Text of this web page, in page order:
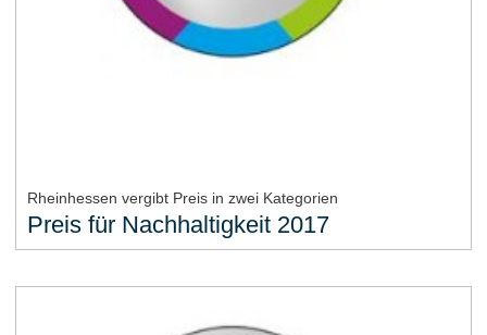
Rheinhessen vergibt Preis in zwei Kategorien
Preis für Nachhaltigkeit 2017